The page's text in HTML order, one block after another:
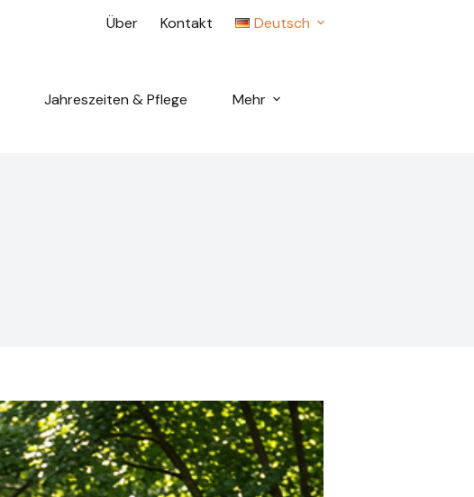
Über Kontakt Deutsch
Jahreszeiten & Pflege Mehr